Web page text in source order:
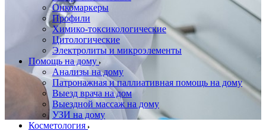
Онкомаркеры
Профили
Химико-токсикологические
Цитологические
Электролиты и микроэлементы
Помощь на дому
Анализы на дому
Патронажная и паллиативная помощь на дому
Выезд врача на дом
Выездной массаж на дому
УЗИ на дому
Косметология